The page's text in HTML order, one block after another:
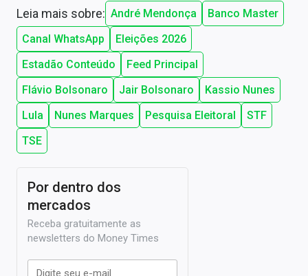
Leia mais sobre: André Mendonça
Banco Master
Canal WhatsApp
Eleições 2026
Estadão Conteúdo
Feed Principal
Flávio Bolsonaro
Jair Bolsonaro
Kassio Nunes
Lula
Nunes Marques Pesquisa Eleitoral
STF
TSE
Por dentro dos
mercados
Receba gratuitamente as
newsletters do Money Times